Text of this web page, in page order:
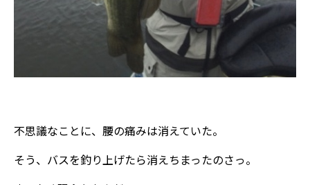
不思議なことに、腰の痛みは消えていた。
そう、バスを釣り上げたら消えちまったのさっ。